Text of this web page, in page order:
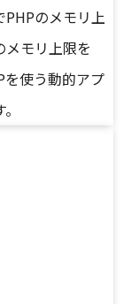
のメモリ上
モリ上限を
を使う動的アプ